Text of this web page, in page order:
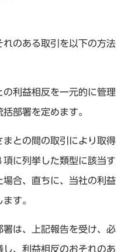
のある取引を以下の方法
の利益相反を一元的に管理
部署を定めます。
まとの間の取引により取得
項に列挙した類型に該当す
合、直ちに、当社の利益
す。
署は、上記報告を受け、必
、利益相反のおそれのあ